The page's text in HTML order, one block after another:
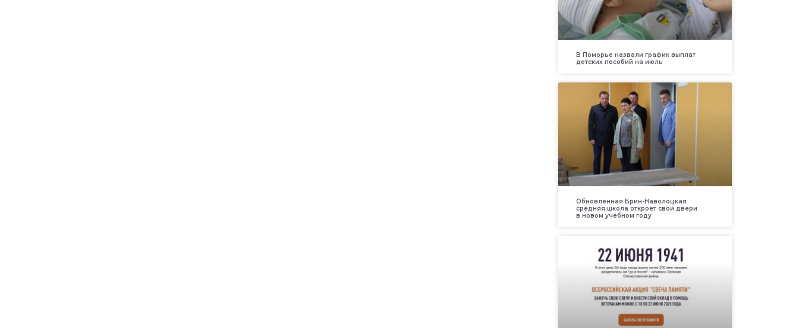
В Поморье назвали график выплат
детских пособий на июль
Обновленная Брин-Наволоцкая
средняя школа откроет свои двери
в новом учебном году